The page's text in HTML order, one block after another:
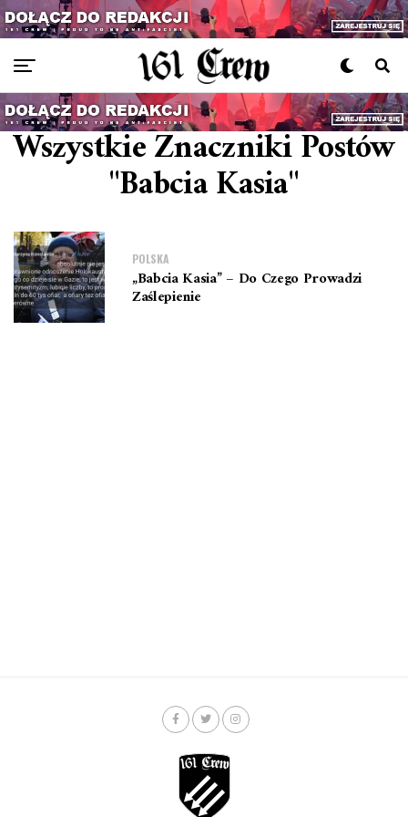
Wszystkie Znaczniki Postów
"Babcia Kasia"
POLSKA
„Babcia Kasia” – Do Czego Prowadzi
Zaślepienie